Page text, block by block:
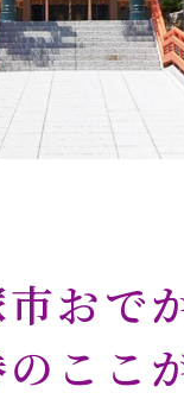
おで
ここ